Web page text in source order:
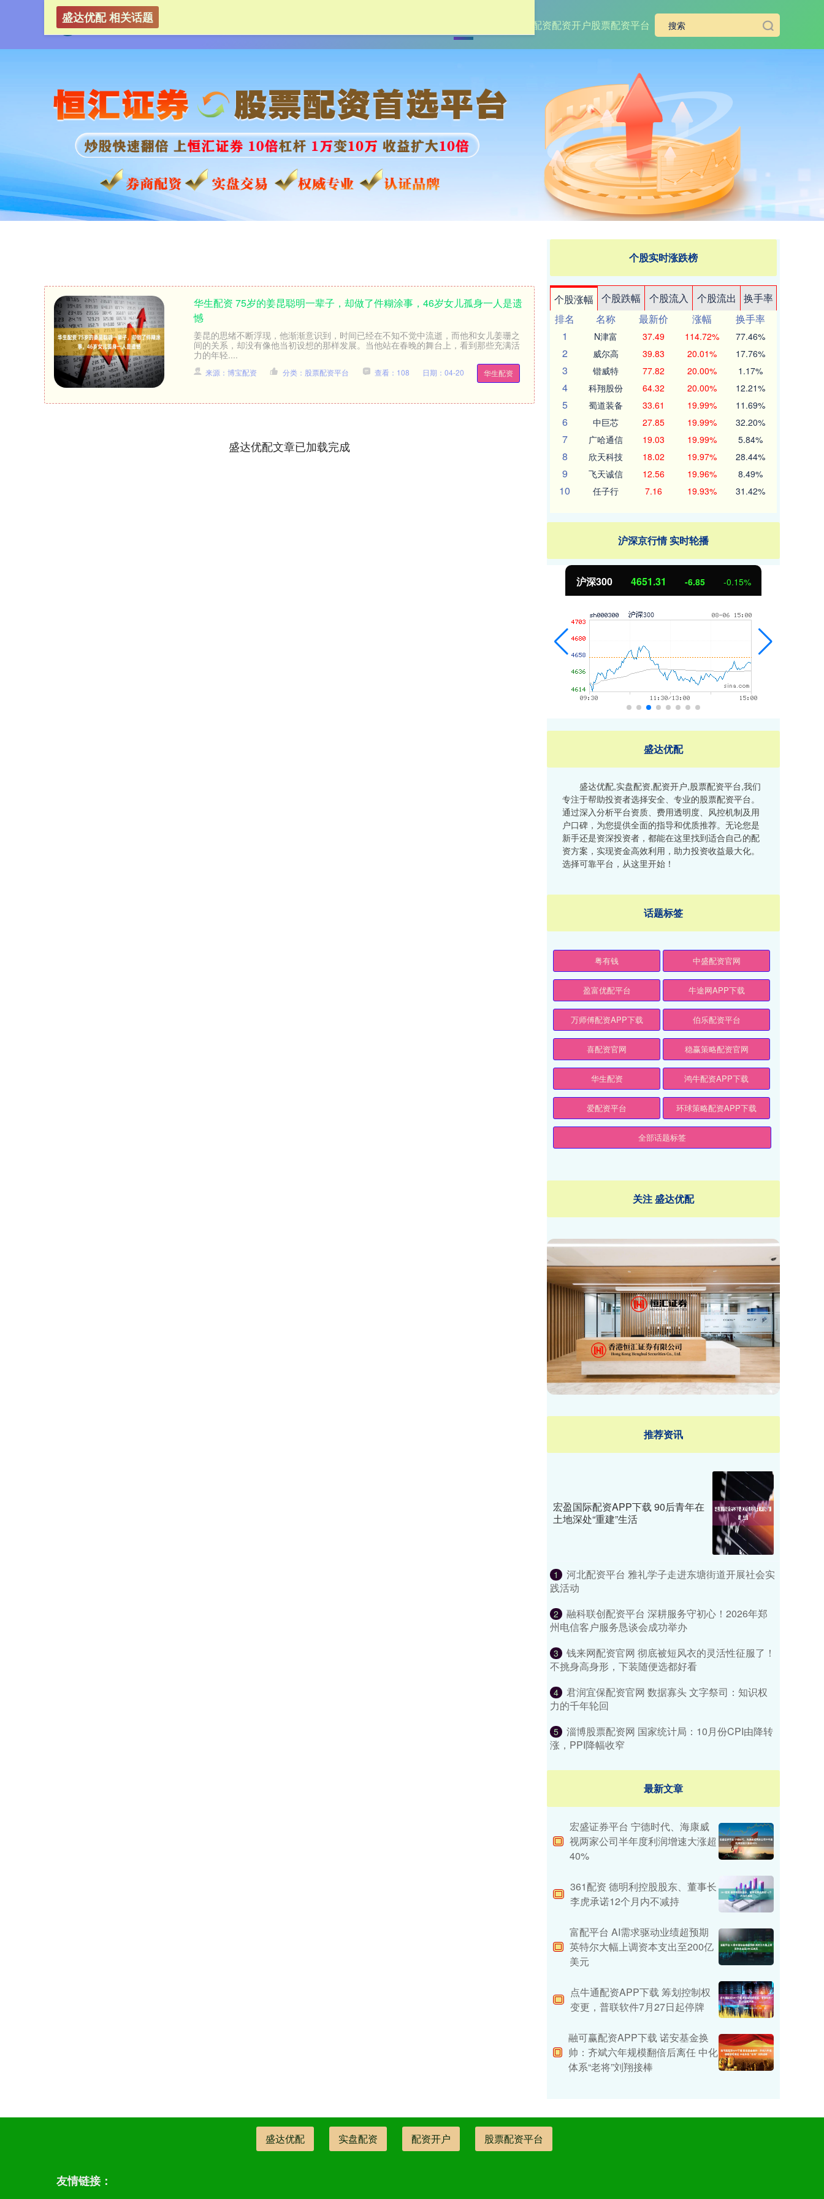
实盘配资配资开户股票配资平台
盛达优配 相关话题
华生配资 75岁的姜昆聪明一辈子，却做了件糊涂事，46岁女儿孤身一人是遗
憾
姜昆的思绪不断浮现，他渐渐意识到，时间已经在不知不觉中流逝，而他和女儿姜珊之
间的关系，却没有像他当初设想的那样发展。当他站在春晚的舞台上，看到那些充满活
力的年轻....
华生配资
来源：博宝配资 分类：股票配资平台 查看：108 日期：04-20
盛达优配文章已加载完成
个股实时涨跌榜
个股涨幅 个股跌幅 个股流入 个股流出
换手率
排名
名称 最新价 涨幅
换手率
1
N津富 37.49 114.72% 77.46%
2 威尔高 39.83 20.01% 17.76%
3 锴威特 77.82 20.00% 1.17%
4 科翔股份 64.32 20.00% 12.21%
5 蜀道装备 33.61 19.99% 11.69%
6 中巨芯 27.85 19.99% 32.20%
7 广哈通信 19.03 19.99% 5.84%
8 欣天科技 18.02 19.97% 28.44%
9 飞天诚信 12.56 19.96% 8.49%
10 任子行 7.16 19.93% 31.42%
沪深京行情 实时轮播
沪深300 4651.31 -6.85 -0.15%
盛达优配
盛达优配,实盘配资,配资开户,股票配资平台,我们
专注于帮助投资者选择安全、专业的股票配资平台。
通过深入分析平台资质、费用透明度、风控机制及用
户口碑，为您提供全面的指导和优质推荐。无论您是
新手还是资深投资者，都能在这里找到适合自己的配
资方案，实现资金高效利用，助力投资收益最大化。
选择可靠平台，从这里开始！
话题标签
粤有钱 中盛配资官网
盈富优配平台 牛途网APP下载
万师傅配资APP下载 伯乐配资平台
喜配资官网 稳赢策略配资官网
华生配资 鸿牛配资APP下载
爱配资平台 环球策略配资APP下载
全部话题标签
关注 盛达优配
推荐资讯
宏盈国际配资APP下载 90后青年在
土地深处“重建”生活
1
河北配资平台 雅礼学子走进东塘街道开展社会实
践活动
2
融科联创配资平台 深耕服务守初心！2026年郑
州电信客户服务恳谈会成功举办
3
钱来网配资官网 彻底被短风衣的灵活性征服了！
不挑身高身形，下装随便选都好看
4
君润宜保配资官网 数据寡头 文字祭司：知识权
力的千年轮回
5
淄博股票配资网 国家统计局：10月份CPI由降转
涨，PPI降幅收窄
最新文章
宏盛证券平台 宁德时代、海康威
视两家公司半年度利润增速大涨超
40%
361配资 德明利控股股东、董事长
李虎承诺12个月内不减持
富配平台 AI需求驱动业绩超预期
英特尔大幅上调资本支出至200亿
美元
点牛通配资APP下载 筹划控制权
变更，普联软件7月27日起停牌
融可赢配资APP下载 诺安基金换
帅：齐斌六年规模翻倍后离任 中化
体系“老将”刘翔接棒
盛达优配 实盘配资 配资开户 股票配资平台
友情链接：